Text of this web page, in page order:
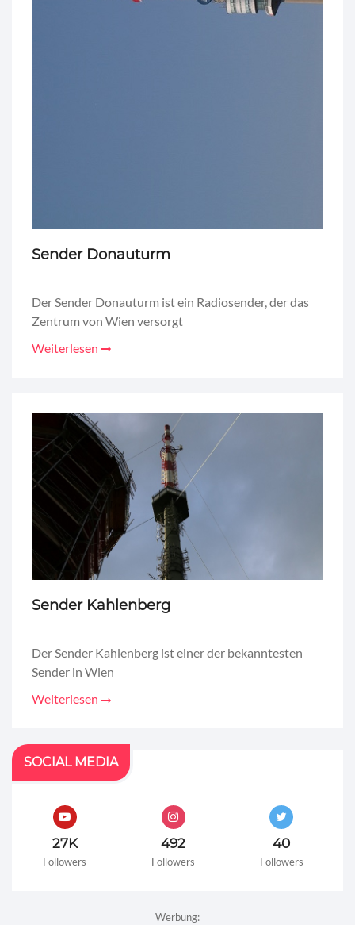
Sender Donauturm
Der Sender Donauturm ist ein Radiosender, der das
Zentrum von Wien versorgt
Weiterlesen
Sender Kahlenberg
Der Sender Kahlenberg ist einer der bekanntesten
Sender in Wien
Weiterlesen
SOCIAL MEDIA
27K
Followers
492
Followers
40
Followers
Werbung: